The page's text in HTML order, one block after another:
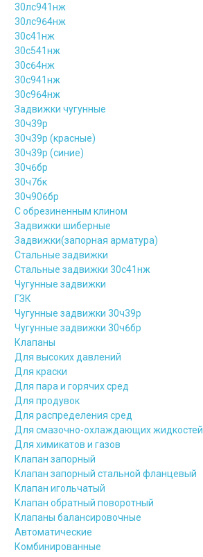
30лс941нж
30лс964нж
30с41нж
30с541нж
30с64нж
30с941нж
30с964нж
Задвижки чугунные
30ч39р
30ч39р (красные)
30ч39р (синие)
30ч6бр
30ч7бк
30ч906бр
С обрезиненным клином
Задвижки шиберные
Задвижки(запорная арматура)
Стальные задвижки
Стальные задвижки 30с41нж
Чугунные задвижки
ГЗК
Чугунные задвижки 30ч39р
Чугунные задвижки 30ч6бр
Клапаны
Для высоких давлений
Для краски
Для пара и горячих сред
Для продувок
Для распределения сред
Для смазочно-охлаждающих жидкостей
Для химикатов и газов
Клапан запорный
Клапан запорный стальной фланцевый
Клапан игольчатый
Клапан обратный поворотный
Клапаны балансировочные
Автоматические
Комбинированные